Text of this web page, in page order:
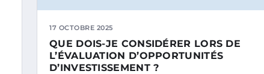
17 OCTOBRE 2025
QUE DOIS-JE CONSIDÉRER LORS DE
L’ÉVALUATION D’OPPORTUNITÉS
D’INVESTISSEMENT ?